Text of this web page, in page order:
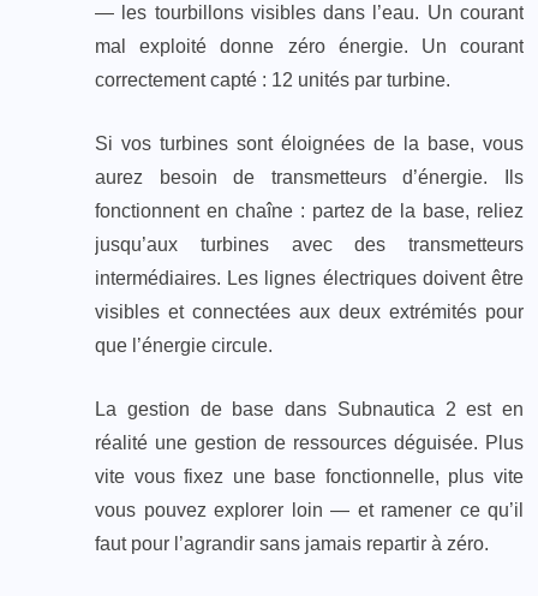
— les tourbillons visibles dans l’eau. Un courant
mal exploité donne zéro énergie. Un courant
correctement capté : 12 unités par turbine.
Si vos turbines sont éloignées de la base, vous
aurez besoin de transmetteurs d’énergie. Ils
fonctionnent en chaîne : partez de la base, reliez
jusqu’aux turbines avec des transmetteurs
intermédiaires. Les lignes électriques doivent être
visibles et connectées aux deux extrémités pour
que l’énergie circule.
La gestion de base dans Subnautica 2 est en
réalité une gestion de ressources déguisée. Plus
vite vous fixez une base fonctionnelle, plus vite
vous pouvez explorer loin — et ramener ce qu’il
faut pour l’agrandir sans jamais repartir à zéro.